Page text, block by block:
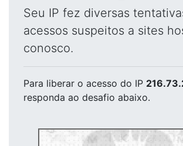
Seu IP fez diversas
acessos suspeitos a sites
conosco.
Para liberar o acesso do IP
responda ao desafio abaixo.